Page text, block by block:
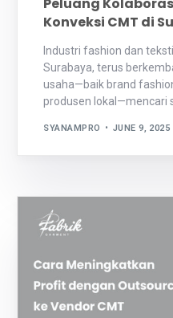
Konveksi CMT di
Industri fashion dan
Surabaya, terus
usaha—baik brand
produsen lokal—mencari
SYANAMPRO JUNE 9, 2025